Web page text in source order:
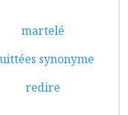
martelé
synonyme
redire